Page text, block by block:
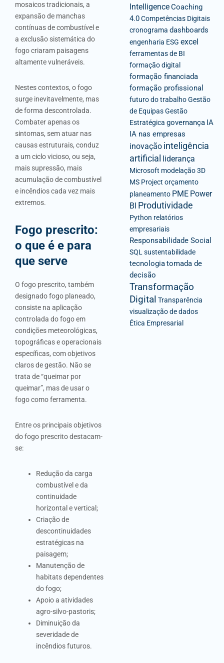
mosaicos tradicionais, a
expansão de manchas
contínuas de combustível e
a exclusão sistemática do
fogo criaram paisagens
altamente vulneráveis.
Nestes contextos, o fogo
surge inevitavelmente, mas
de forma descontrolada.
Combater apenas os
sintomas, sem atuar nas
causas estruturais, conduz
a um ciclo vicioso, ou seja,
mais supressão, mais
acumulação de combustível
e incêndios cada vez mais
extremos.
Fogo prescrito:
o que é e para
que serve
O fogo prescrito, também
designado fogo planeado,
consiste na aplicação
controlada do fogo em
condições meteorológicas,
topográficas e operacionais
específicas, com objetivos
claros de gestão. Não se
trata de “queimar por
queimar”, mas de usar o
fogo como ferramenta.
Entre os principais objetivos
do fogo prescrito destacam-
se:
Redução da carga
combustível e da
continuidade
horizontal e vertical;
Criação de
descontinuidades
estratégicas na
paisagem;
Manutenção de
habitats dependentes
do fogo;
Apoio a atividades
agro-silvo-pastoris;
Diminuição da
severidade de
incêndios futuros.
IntelligenceCoaching
4.0Competências Digitais
cronograma dashboards
engenharia ESG excel
ferramentas de BI
formação digital
formação financiada
formação profissional
futuro do trabalhoGestão
de EquipasGestão
Estratégica governança IA
IA nas empresas
inovação inteligência
artificial liderança
Microsoft modelação 3D
MS Project orçamento
planeamento PME Power
BI Produtividade
Python relatórios
empresariais
Responsabilidade Social
SQL sustentabilidade
tecnologiatomada de
decisão
Transformação
Digital Transparência
visualização de dados
Ética Empresarial